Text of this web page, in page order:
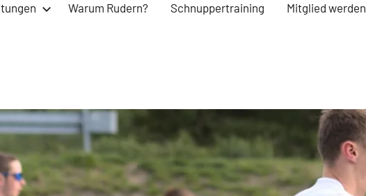
Warum Rudern? Schnuppertraining Mitglied werden